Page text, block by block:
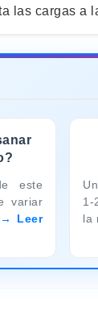
las cargas a
este
variar
Leer
1-
la